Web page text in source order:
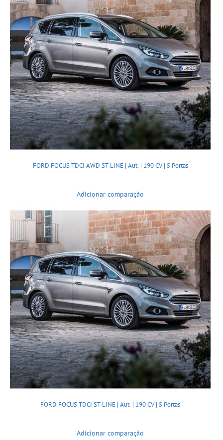
FORD FOCUS TDCI AWD ST-LINE | Aut. | 190 CV | 5 Portas
Adicionar comparação
FORD FOCUS TDCI ST-LINE | Aut. | 190 CV | 5 Portas
Adicionar comparação